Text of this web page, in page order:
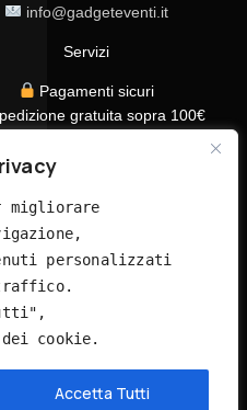
migliorare
personalizzati
cookie.
Accetta Tutti
info@gadgeteventi.it
Servizi
Pagamenti sicuri
gratuita sopra 100€
Assistenza clienti dedicata
diritti riservati
di aiuto?